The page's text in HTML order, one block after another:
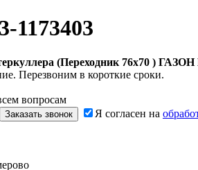
1173403
(Переходник 76х70 )
Перезвоним в короткие сроки.
вопросам
Заказать звонок Я согласен на